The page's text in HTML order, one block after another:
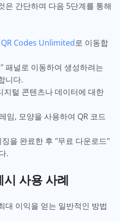
은 간단하며 다음 5단계를 통해
QR Codes Unlimited로 이동합
패널로 이동하여 생성하려는
니다.
지털 콘텐츠나 데이터에 대한
임, 모양을 사용하여 QR 코드
을 완료한 후 "무료 다운로드"
.
시 사용 사례
대 이익을 얻는 일반적인 방법